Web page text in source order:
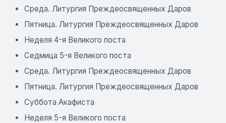
Среда. Литургия Преждеосвященных Даров
Пятница. Литургия Преждеосвященных Даров
Неделя 4-я Великого поста
Седмица 5-я Великого поста
Среда. Литургия Преждеосвященных Даров
Пятница. Литургия Преждеосвященных Даров
Суббота Акафиста
Неделя 5-я Великого поста